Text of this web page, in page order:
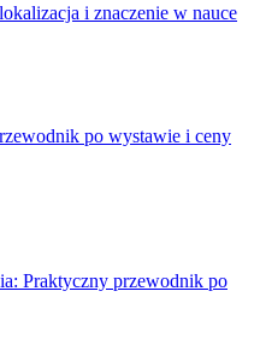
i znaczenie w nauce
po wystawie i ceny
Praktyczny przewodnik po